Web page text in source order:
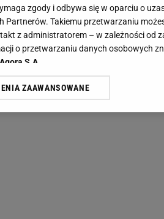
zgody i odbywa się w oparciu o
Partnerów. Takiemu przetwarzaniu
z administratorem – w zależności od
o przetwarzaniu danych osobowych
S.A.
wyrażasz też zgodę na
i Agora S.A. na Twoim
ZAAWANSOWANE